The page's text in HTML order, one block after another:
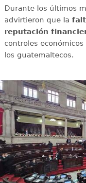
Durante los últimos
advirtieron que la
reputación
controles
los guatemaltecos.